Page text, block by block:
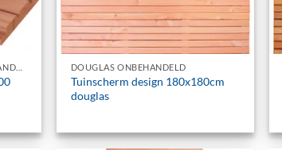
+
DOUGLAS ONBEHANDELD
Tuinscherm design 180x180cm
douglas